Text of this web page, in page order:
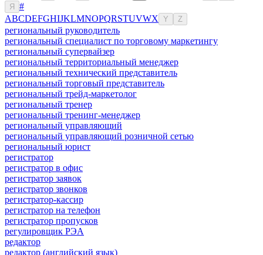
Я
#
ABCDEFGHIJKLMNOPQRSTUVWX Y Z
региональный руководитель
региональный специалист по торговому маркетингу
региональный супервайзер
региональный территориальный менеджер
региональный технический представитель
региональный торговый представитель
региональный трейд-маркетолог
региональный тренер
региональный тренинг-менеджер
региональный управляющий
региональный управляющий розничной сетью
региональный юрист
регистратор
регистратор в офис
регистратор заявок
регистратор звонков
регистратор-кассир
регистратор на телефон
регистратор пропусков
регулировщик РЭА
редактор
редактор (английский язык)